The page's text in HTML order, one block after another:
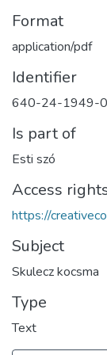
Format
application/pdf
Identifier
640-24-1949-
Is part of
Esti szó
Access
https://
Subject
Skulecz kocsma
Type
Text